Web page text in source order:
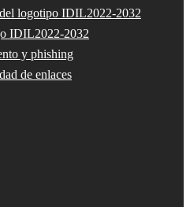
logotipo IDIL2022-2032
IDIL2022-2032
y phishing
de enlaces